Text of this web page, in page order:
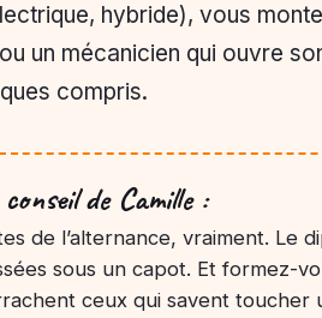
hybride), vous
un mécanicien qui ouvre
compris.
de Camille :
de l’alternance, vraiment. Le
sous un capot. Et formez-
ceux qui savent